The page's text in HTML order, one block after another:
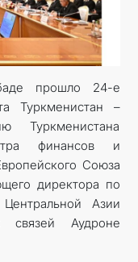
прошло 24-е
Туркменистан –
Туркменистана
финансов и
Союза
директора по
Азии
связей Аудроне